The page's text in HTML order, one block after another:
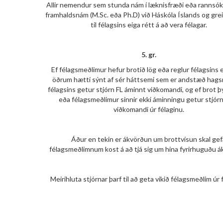
Allir nemendur sem stunda nám í læknisfræði eða
framhaldsnám (M.Sc. eða Ph.D) við Háskóla Íslands og
til félagsins eiga rétt á að vera félagar.
5. gr.
Ef félagsmeðlimur hefur brotið lög eða reglur félagsins
öðrum hætti sýnt af sér háttsemi sem er andstæð
félagsins getur stjórn FL áminnt viðkomandi, og ef brot
eða félagsmeðlimur sinnir ekki áminningu getur
viðkomandi úr félaginu.
Áður en tekin er ákvörðun um brottvísun skal
félagsmeðlimnum kost á að tjá sig um hina fyrirhuguðu
Meirihluta stjórnar þarf til að geta vikið félagsmeðlim úr